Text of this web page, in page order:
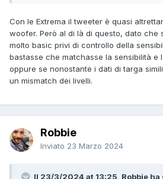
Con le Extrema il tweeter è quasi
woofer. Però al di là di questo, dato che
molto basic privi di controllo della
bastasse che matchasse la sensibilità e
oppure se nonostante i dati di targa
un mismatch dei livelli.
Robbie
Inviato 23 Marzo 2024
Il 23/3/2024 at 13:25, Robbie